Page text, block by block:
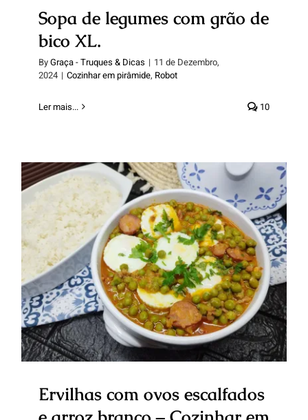
Sopa de legumes com grão de
bico XL.
ByGraça - Truques & Dicas | 11 de Dezembro,
2024 | Cozinhar em pirâmide, Robot
Ler mais... 10
Ervilhas com ovos escalfados e
arroz branco – Cozinhar em
pirâmide.
Ervilhas com ovos escalfados